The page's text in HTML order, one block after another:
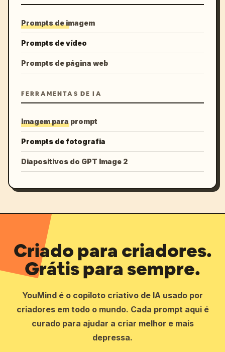
Prompts de imagem
Prompts de vídeo
Prompts de página web
FERRAMENTAS DE IA
Imagem para prompt
Prompts de fotografia
Diapositivos do GPT Image 2
Criado para criadores.
Grátis para sempre.
YouMind é o copiloto criativo de IA usado por
criadores em todo o mundo. Cada prompt aqui é
curado para ajudar a criar melhor e mais
depressa.